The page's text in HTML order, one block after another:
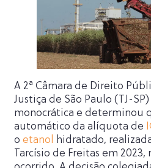
A 2ª Câmara de Direito
Justiça de São Paulo (TJ-
monocrática e determinou
automático da alíquota de
o etanol hidratado,
Tarcísio de Freitas em